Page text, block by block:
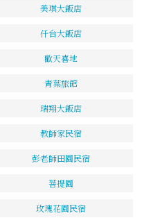
美琪大飯店
仟台大飯店
歡天喜地
青葉旅館
瑞翔大飯店
教師家民宿
彭老師田園民宿
菩提園
玫瑰花園民宿